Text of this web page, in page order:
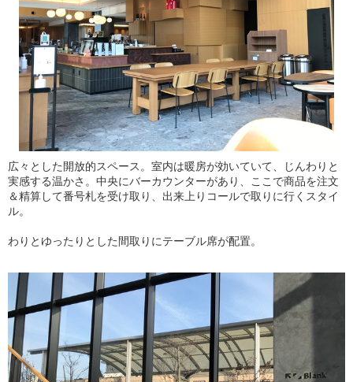
広々とした開放的スペース。室内は暖房が効いていて、じんわりと
実感する温かさ。中央にバーカウンターがあり、ここで商品を注文
＆精算して番号札を受け取り、出来上りコールで取りに行くスタイ
ル。
わりとゆったりとした間取りにテーブル席が配置。